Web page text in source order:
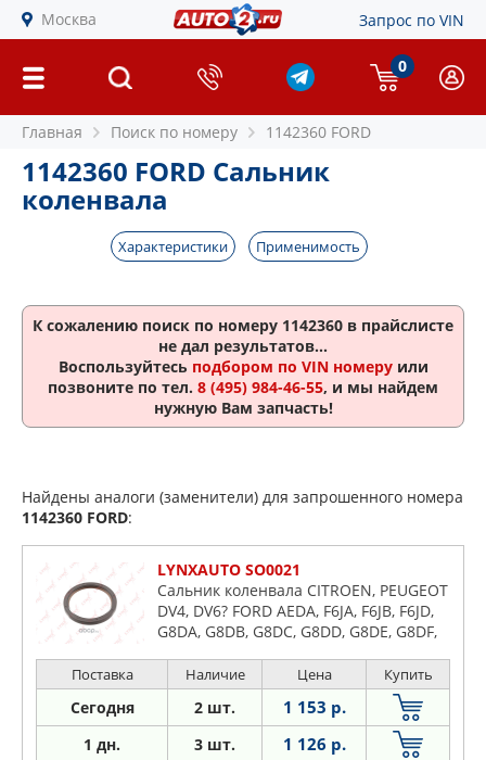
Москва Запрос по VIN
0
Главная Поиск по номеру 1142360 FORD
1142360 FORD Сальник
коленвала
Характеристики Применимость
К сожалению поиск по номеру 1142360 в прайслисте
не дал результатов...
Воспользуйтесь подбором по VIN номеруили
позвоните по тел. 8 (495) 984-46-55, и мы найдем
нужную Вам запчасть!
Найдены аналоги (заменители) для запрошенного номера
1142360 FORD:
LYNXAUTO SO0021
Сальник коленвала CITROEN, PEUGEOT
DV4, DV6? FORD AEDA, F6JA, F6JB, F6JD,
G8DA, G8DB, G8DC, G8DD, G8DE, G8DF,
HHJB, HHJC, HHJD, HHJE, HHJF, KVJA,
MTDA, NGCA, NGDA, NGDB, T1BA, T1BB,
T1BC, T1DA, T1DB, T1GA, T1WA, T1WB
Поставка Наличие Цена Купить
Сегодня 2 шт. 1 153 р.
1 дн. 3 шт. 1 126 р.